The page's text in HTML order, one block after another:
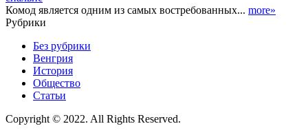
Комод является одним из самых востребованных... more»
Рубрики
Без рубрики
Венгрия
История
Общество
Статьи
Copyright © 2022. All Rights Reserved.